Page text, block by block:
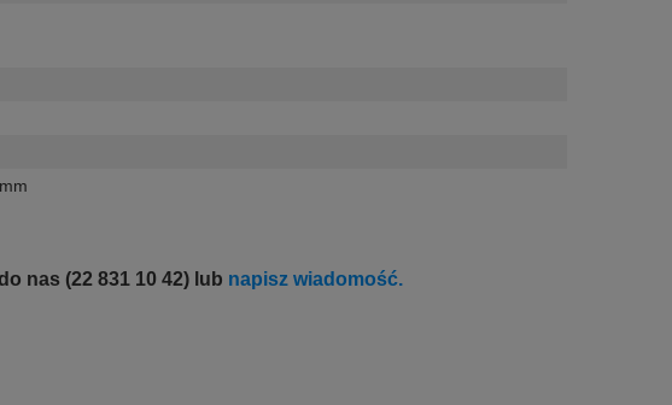
nas (22 831 10 42) lub napisz wiadomość.